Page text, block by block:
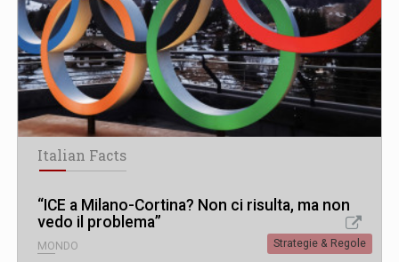
Italian Facts
“ICE a Milano-Cortina? Non ci risulta, ma non
vedo il problema”
MONDO Strategie & Regole